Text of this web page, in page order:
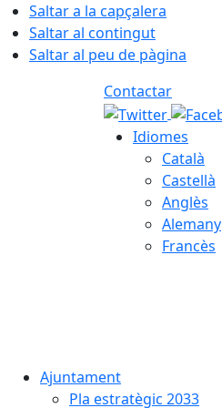
Saltar a la capçalera
Saltar al contingut
Saltar al peu de pàgina
Contactar
Idiomes
Català
Castellà
Anglès
Alemany
Francès
Ajuntament
Pla estratègic 2033